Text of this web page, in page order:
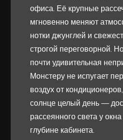
офиса. Её крупные
мгновенно меняют
нотки джунглей и
строгой переговорной.
почти удивительная
Монстеру не испугает
воздух от
солнце целый день —
рассеянного света у
глубине кабинета.